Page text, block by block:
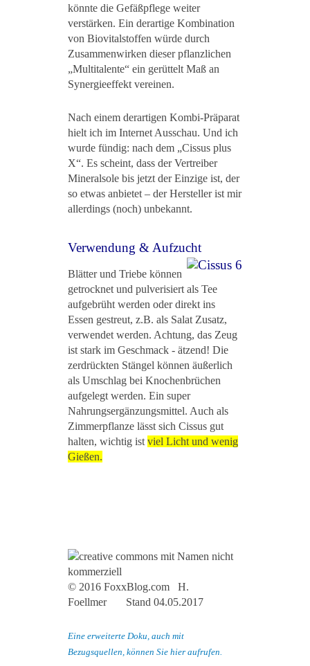
könnte die Gefäßpflege weiter
verstärken. Ein derartige Kombination
von Biovitalstoffen würde durch
Zusammenwirken dieser pflanzlichen
„Multitalente“ ein gerüttelt Maß an
Synergieeffekt vereinen.
Nach einem derartigen Kombi-Präparat
hielt ich im Internet Ausschau. Und ich
wurde fündig: nach dem „Cissus plus
X“. Es scheint, dass der Vertreiber
Mineralsole bis jetzt der Einzige ist, der
so etwas anbietet – der Hersteller ist mir
allerdings (noch) unbekannt.
Verwendung & Aufzucht
Blätter und Triebe können
getrocknet und pulverisiert als Tee
aufgebrüht werden oder direkt ins
Essen gestreut, z.B. als Salat Zusatz,
verwendet werden. Achtung, das Zeug
ist stark im Geschmack - ätzend! Die
zerdrückten Stängel können äußerlich
als Umschlag bei Knochenbrüchen
aufgelegt werden. Ein super
Nahrungsergänzungsmittel. Auch als
Zimmerpflanze lässt sich Cissus gut
halten, wichtig ist viel Licht und wenig
Gießen.
© 2016 FoxxBlog.com H.
Foellmer Stand 04.05.2017
Eine erweiterte Doku, auch mit
Bezugsquellen, können Sie hier aufrufen.